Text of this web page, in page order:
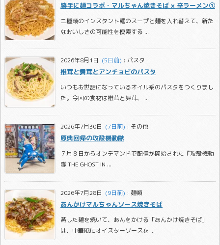
勝手に麺コラボ・マルちゃん焼きそば × 辛ラーメン①
二種類のインスタント麺のスープと麺を入れ替えて、新た
なおいしさの可能性を模索する ...
2026年8月1日
  (5日前)
: パスタ
椎茸と舞茸とアンチョビのパスタ
いつもお世話になっているオイル系のパスタをつくりまし
た。今回の食材は椎茸と舞茸、 ...
2026年7月30日
  (7日前)
: その他
原典回帰の攻殻機動隊
７月８日からオンデマンドで配信が開始された『攻殻機動
隊 THE GHOST IN ...
2026年7月28日
  (9日前)
: 麺類
あんかけマルちゃんソース焼きそば
蒸した麺を焼いて、あんをかける「あんかけ焼きそば」
は、中華風にオイスターソースを ...